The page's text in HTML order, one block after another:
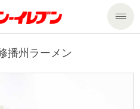
播州ラーメン